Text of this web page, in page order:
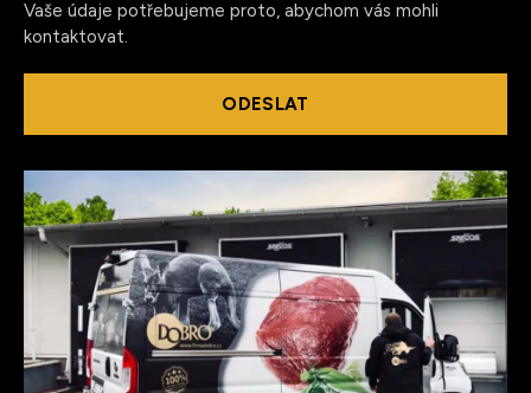
Vaše údaje potřebujeme proto, abychom vás mohli
kontaktovat.
ODESLAT